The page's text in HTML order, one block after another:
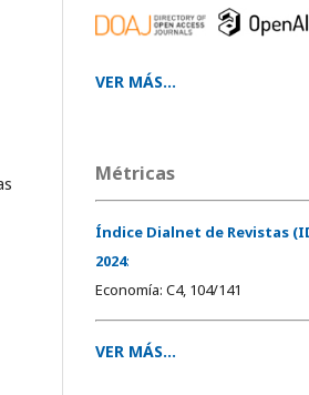
VER MÁS...
Métricas
Índice Dialnet de Revistas
2024:
Economía: C4, 104/141
VER MÁS...